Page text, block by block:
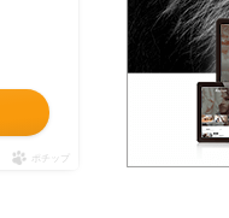
ポチップ